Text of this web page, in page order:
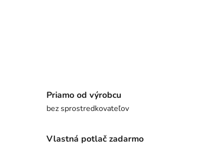
Priamo od výrobcu
bez sprostredkovateľov
Vlastná potlač zadarmo